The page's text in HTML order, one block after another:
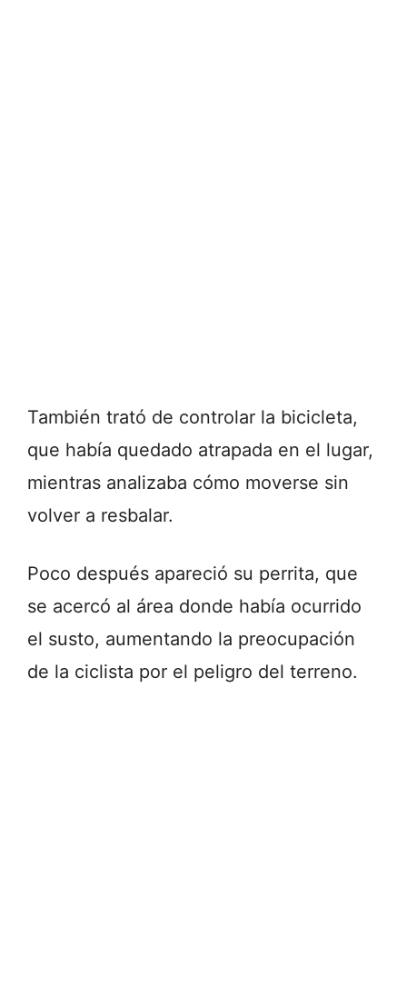
También trató de controlar la bicicleta,
que había quedado atrapada en el lugar,
mientras analizaba cómo moverse sin
volver a resbalar.
Poco después apareció su perrita, que
se acercó al área donde había ocurrido
el susto, aumentando la preocupación
de la ciclista por el peligro del terreno.